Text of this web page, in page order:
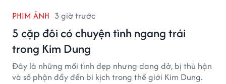
PHIM ẢNH 3 giờ trước
5 cặp đôi có chuyện tình ngang trái
trong Kim Dung
Đây là những mối tình đẹp nhưng dang dở, bị thù hận
và số phận đẩy đến bi kịch trong thế giới Kim Dung.